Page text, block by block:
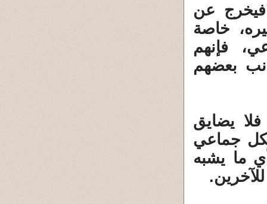
فيخرج عن
خاصة
فإنهم
بعضهم
يضايق
جماعي
ما يشبه